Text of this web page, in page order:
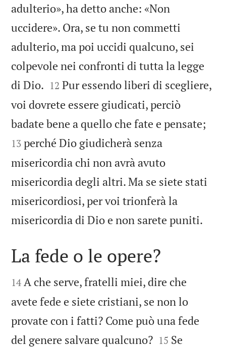
adulterio», ha detto anche: «Non
uccidere». Ora, se tu non commetti
adulterio, ma poi uccidi qualcuno, sei
colpevole nei confronti di tutta la legge
di Dio. 

12 Pur essendo liberi di scegliere,
voi dovrete essere giudicati, perciò
badate bene a quello che fate e pensate;
13 perché Dio giudicherà senza
misericordia chi non avrà avuto
misericordia degli altri. Ma se siete stati
misericordiosi, per voi trionferà la
misericordia di Dio e non sarete puniti.

La fede o le opere?

14 A che serve, fratelli miei, dire che
avete fede e siete cristiani, se non lo
provate con i fatti? Come può una fede
del genere salvare qualcuno?
15 Se